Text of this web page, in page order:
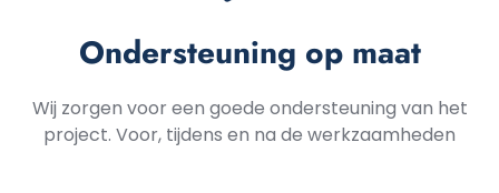
Ondersteuning op maat
Wij zorgen voor een goede ondersteuning van het
project. Voor, tijdens en na de werkzaamheden